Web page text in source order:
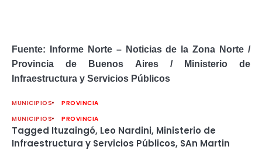
Fuente: Informe Norte – Noticias de la Zona Norte /
Provincia de Buenos Aires / Ministerio de
Infraestructura y Servicios Públicos
MUNICIPIOS
PROVINCIA
MUNICIPIOS
PROVINCIA
Tagged Ituzaingó, Leo Nardini, Ministerio de
Infraestructura y Servicios Públicos, SAn Martin